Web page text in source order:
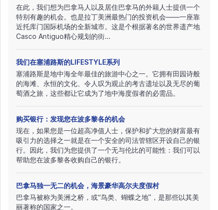
在此，我们想为巴拿马人以及居住巴拿马的外籍人士提供一个
特别有趣的机会。也是拉丁美洲最热门的投资机会——一座靠
近托库门国际机场的全新城市。这是个根据著名的世界遗产地
Casco Antiguo精心规划的街...
我们在塞浦路斯的LIFESTYLE系列
塞浦路斯是地中海全年最佳的旅游中心之一。它拥有田园诗般
的海滩、永恒的文化、令人叹为观止的考古遗址以及无尽的葡
萄酒之旅，这些都让它成为了地中海度假者的必需品。
购买银行：发现您在波多黎各的机会
现在，如果您是一位超高净值人士，保护和扩大您的财富最有
吸引力的选择之一就是在一个安全的司法管辖区开设自己的银
行。因此，我们为您提供了一个无与伦比的可能性：我们可以
帮助您在波多黎各收购自己的银行。
巴拿马独一无二的机会，海景豪华高尔夫度假村
巴拿马被称为美洲之桥，或“鸟类、蝴蝶之地”，是那些以其美
丽著称的国家之一。